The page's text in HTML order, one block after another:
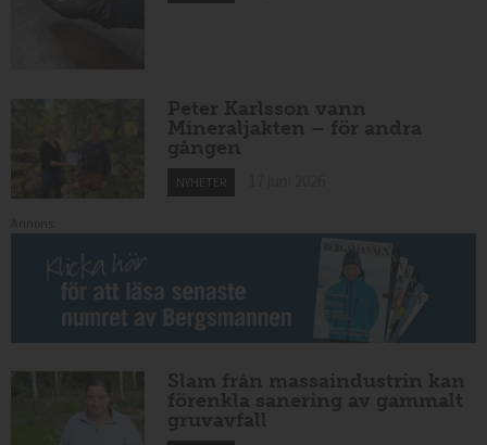
Peter Karlsson vann
Mineraljakten – för andra
gången
NYHETER
Slam från massaindustrin kan
förenkla sanering av gammalt
gruvavfall